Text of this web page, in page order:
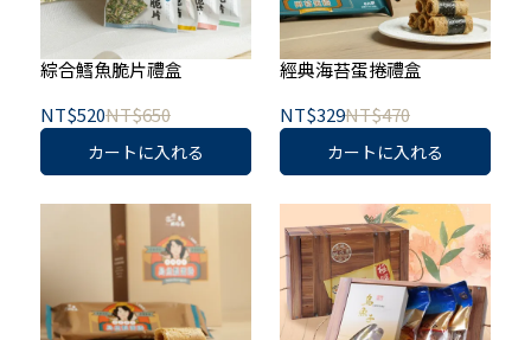
綜合鱈魚脆片禮盒
NT$520NT$650
カートに入れる
經典海苔蛋捲禮盒
NT$329NT$470
カートに入れる